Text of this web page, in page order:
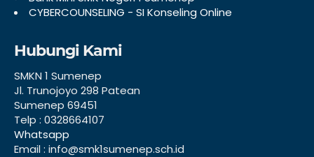
CYBERCOUNSELING - SI Konseling Online
Hubungi Kami
SMKN 1 Sumenep
Jl. Trunojoyo 298 Patean
Sumenep 69451
Telp : 0328664107
Whatsapp
Email : info@smk1sumenep.sch.id